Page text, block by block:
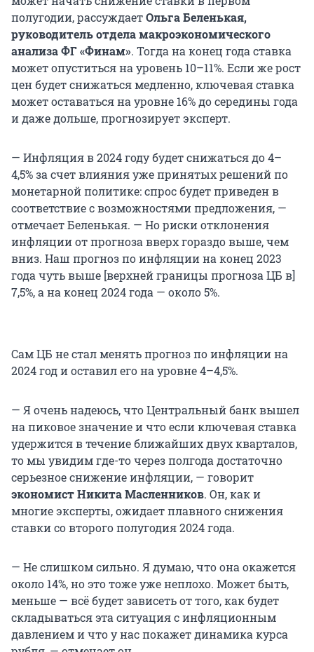
полугодии, рассуждаетОльга Беленькая,
руководитель отдела макроэкономического
анализа ФГ «Финам». Тогда на конец года ставка
может опуститься на уровень 10–11%. Если же рост
цен будет снижаться медленно, ключевая ставка
может оставаться на уровне 16% до середины года
и даже дольше, прогнозирует эксперт.
— Инфляция в 2024 году будет снижаться до 4–
4,5% за счет влияния уже принятых решений по
монетарной политике: спрос будет приведен в
соответствие с возможностями предложения, —
отмечает Беленькая. — Но риски отклонения
инфляции от прогноза вверх гораздо выше, чем
вниз. Наш прогноз по инфляции на конец 2023
года чуть выше [верхней границы прогноза ЦБ в]
7,5%, а на конец 2024 года — около 5%.
Сам ЦБ не стал менять прогноз по инфляции на
2024 год и оставил его на уровне 4–4,5%.
— Я очень надеюсь, что Центральный банк вышел
на пиковое значение и что если ключевая ставка
удержится в течение ближайших двух кварталов,
то мы увидим где-то через полгода достаточно
серьезное снижение инфляции, — говорит
экономист Никита Масленников. Он, как и
многие эксперты, ожидает плавного снижения
ставки со второго полугодия 2024 года.
— Не слишком сильно. Я думаю, что она окажется
около 14%, но это тоже уже неплохо. Может быть,
меньше — всё будет зависеть от того, как будет
складываться эта ситуация с инфляционным
давлением и что у нас покажет динамика курса